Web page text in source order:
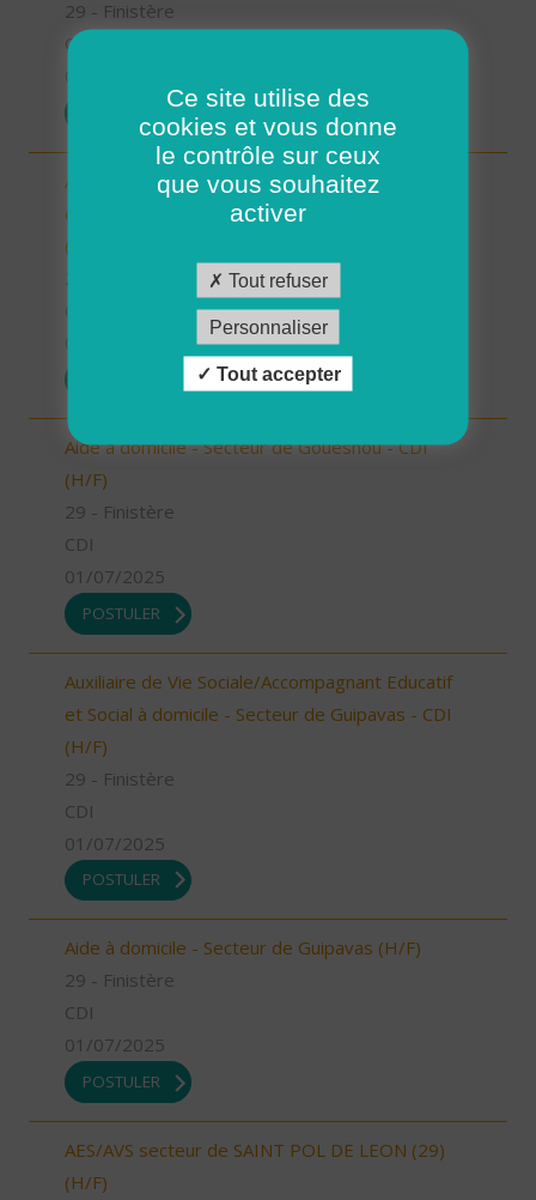
29 - Finistère
CDI
Auxiliaire de Vie Sociale/Accompagnant Educatif
et Social à domicile - Secteur de Plouzané - CDI
(H/F)
Aide à domicile - Secteur de Gouesnou - CDI
(H/F)
29 - Finistère
CDI
01/07/2025
POSTULER
Auxiliaire de Vie Sociale/Accompagnant Educatif
et Social à domicile - Secteur de Guipavas - CDI
(H/F)
29 - Finistère
CDI
01/07/2025
POSTULER
Aide à domicile - Secteur de Guipavas (H/F)
29 - Finistère
CDI
01/07/2025
POSTULER
AES/AVS secteur de SAINT POL DE LEON (29)
(H/F)
Ce site utilise des
cookies et vous donne
le contrôle sur ceux
que vous souhaitez
activer
Tout refuser
Personnaliser
Tout accepter